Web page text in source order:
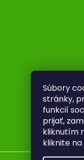
Súbory
stránky,
funkcií
prijať,
kliknutím
kliknite